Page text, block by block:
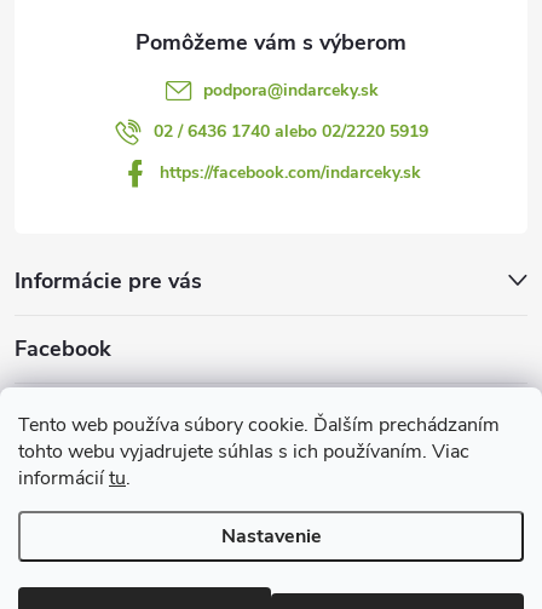
Tento web používa súbory cookie. Ďalším prechádzaním
tohto webu vyjadrujete súhlas s ich používaním. Viac
informáciítu.
Nastavenie
podpora@indarceky.sk
02 / 6436 1740 alebo 02/2220 5919
https://facebook.com/indarceky.sk
Informácie pre vás
Facebook
Prijímame online platby
Copyright 2026Indarčeky.sk. Všetky práva vyhradené.Upraviť
nastavenie cookies